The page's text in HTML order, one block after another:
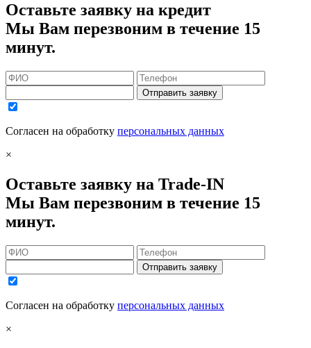
Оставьте заявку на кредит
Мы Вам перезвоним в течение 15
минут.
Отправить заявку
Согласен на обработку персональных данных
×
Оставьте заявку на Trade-IN
Мы Вам перезвоним в течение 15
минут.
Отправить заявку
Согласен на обработку персональных данных
×